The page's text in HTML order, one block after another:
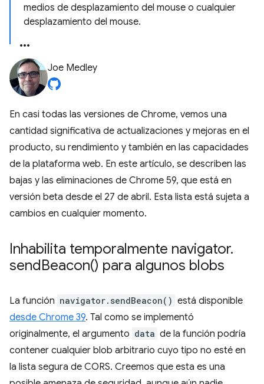
medios de desplazamiento del mouse o cualquier
desplazamiento del mouse.
Joe Medley
En casi todas las versiones de Chrome, vemos una
cantidad significativa de actualizaciones y mejoras en el
producto, su rendimiento y también en las capacidades
de la plataforma web. En este artículo, se describen las
bajas y las eliminaciones de Chrome 59, que está en
versión beta desde el 27 de abril. Esta lista está sujeta a
cambios en cualquier momento.
Inhabilita temporalmente navigator.
sendBeacon() para algunos blobs
La función navigator.sendBeacon() está disponible
desde Chrome 39. Tal como se implementó
originalmente, el argumento data de la función podría
contener cualquier blob arbitrario cuyo tipo no esté en
la lista segura de CORS. Creemos que esta es una